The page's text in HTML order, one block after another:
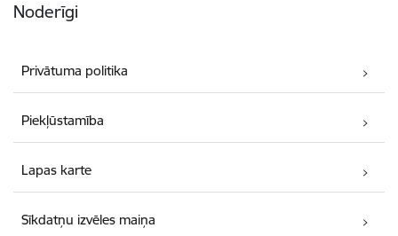
Noderīgi
Privātuma politika
Piekļūstamība
Lapas karte
Sīkdatņu izvēles maiņa